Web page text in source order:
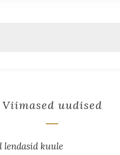
Viimased uudised
kuule